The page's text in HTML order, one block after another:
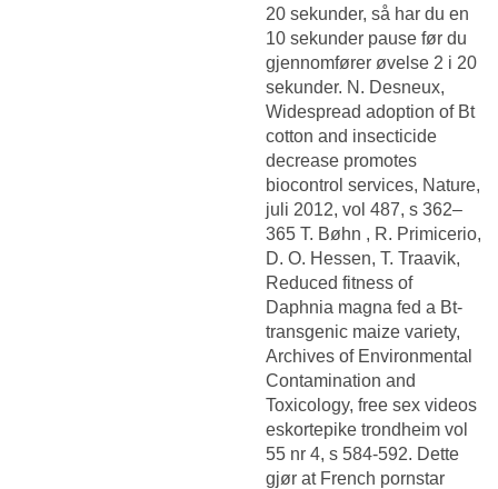
20 sekunder, så har du en
10 sekunder pause før du
gjennomfører øvelse 2 i 20
sekunder. N. Desneux,
Widespread adoption of Bt
cotton and insecticide
decrease promotes
biocontrol services, Nature,
juli 2012, vol 487, s 362–
365 T. Bøhn , R. Primicerio,
D. O. Hessen, T. Traavik,
Reduced fitness of
Daphnia magna fed a Bt-
transgenic maize variety,
Archives of Environmental
Contamination and
Toxicology, free sex videos
eskortepike trondheim vol
55 nr 4, s 584-592. Dette
gjør at French pornstar